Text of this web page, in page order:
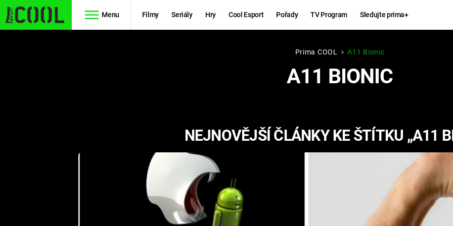
Menu Filmy Seriály Hry Cool Esport Pořady TV Program Sledujte prima+
RYCHLE A
ZBĚSILE 10
PREDÁTOR
Hry
KINGDOM
COME:
CHUCK
NORRIS
Prima COOL A11 Bionic
A11 BIONIC
NEJNOVĚJŠÍ ČLÁNKY KE ŠTÍTKU „A11